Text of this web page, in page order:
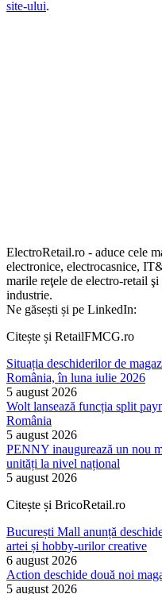
site-ului.
ElectroRetail.ro - aduce cele
electronice, electrocasnice,
marile reţele de electro-retail
industrie.
Ne găsești și pe LinkedIn:
Citește și RetailFMCG.ro
Situația deschiderilor de
România, în luna iulie 2026
5 august 2026
Wolt lansează funcția split
România
5 august 2026
PENNY inaugurează un nou
unități la nivel național
5 august 2026
Citește și BricoRetail.ro
București Mall anunță
artei și hobby-urilor creative
6 august 2026
Action deschide două noi
5 august 2026